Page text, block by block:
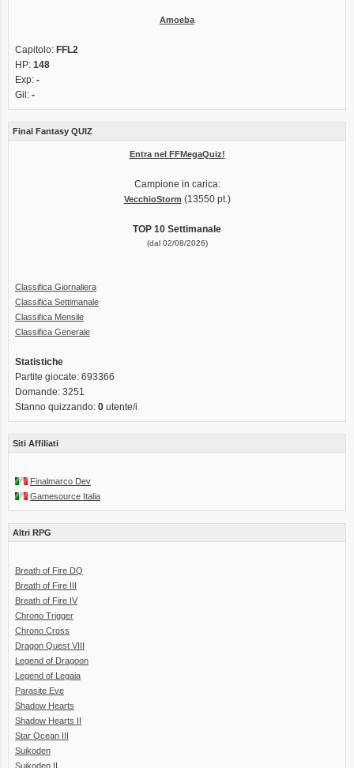
Amoeba
Capitolo: FFL2
HP: 148
Exp: -
Gil: -
Final Fantasy QUIZ
Entra nel FFMegaQuiz!
Campione in carica:
VecchioStorm (13550 pt.)
TOP 10 Settimanale
(dal 02/08/2026)
Classifica Giornaliera
Classifica Settimanale
Classifica Mensile
Classifica Generale
Statistiche
Partite giocate: 693366
Domande: 3251
Stanno quizzando: 0 utente/i
Siti Affiliati
Finalmarco Dev
Gamesource Italia
Altri RPG
Breath of Fire DQ
Breath of Fire III
Breath of Fire IV
Chrono Trigger
Chrono Cross
Dragon Quest VIII
Legend of Dragoon
Legend of Legaia
Parasite Eve
Shadow Hearts
Shadow Hearts II
Star Ocean III
Suikoden
Suikoden II